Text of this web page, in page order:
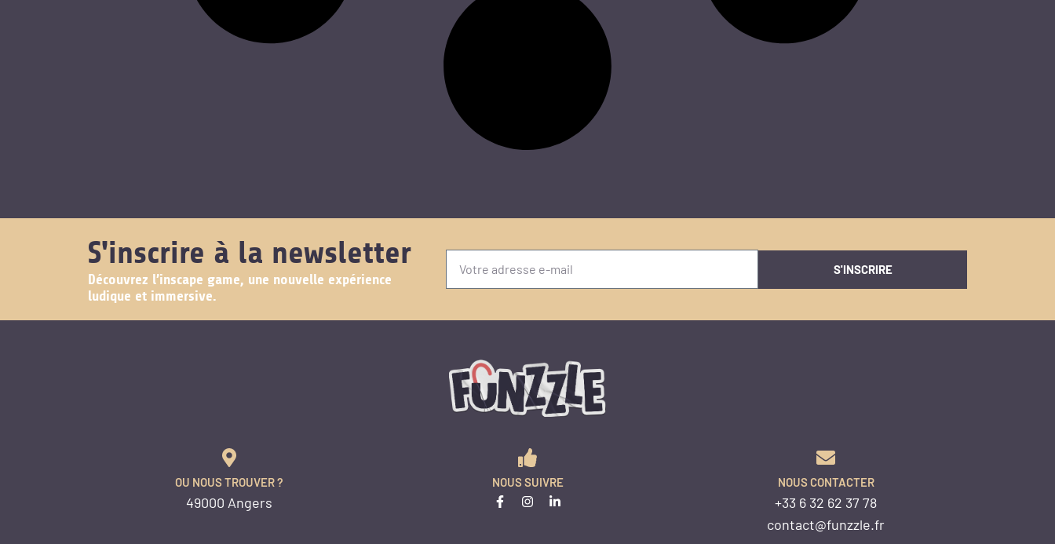
S'inscrire à la newsletter
Découvrez l’inscape game, une nouvelle expérience
ludique et immersive.
S'INSCRIRE
OU NOUS TROUVER ?
49000 Angers
NOUS SUIVRE NOUS CONTACTER
+33 6 32 62 37 78
contact@funzzle.fr